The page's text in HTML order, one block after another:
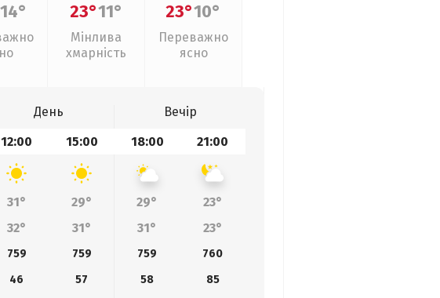
14° 23°11°
Мінлива
хмарність
23°10°
Переважно
ясно
День
Вечір
12:00 15:00 18:00 21:00
31° 29° 29°
23°
32° 31° 31° 23°
759 759 759
760
46 57 58
85